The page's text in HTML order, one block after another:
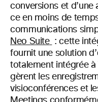
conversions et
ce en moins de
communications
Neo Suite : cette
fournit une solution
totalement intégrée
gèrent les
visioconférences et